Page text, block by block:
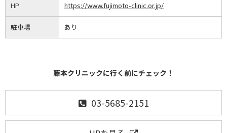
HP https://www.fujimoto-clinic.or.jp/
駐車場 あり
藤本クリニックに行く前にチェック！
03-5685-2151